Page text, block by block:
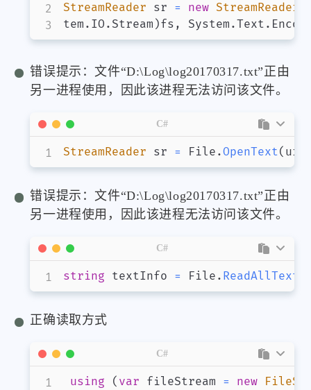
StreamReader sr = new StreamReader
tem . IO . Stream )fs , System .Text .
错误提示：文件“D:\Log\log20170317.txt”正由
另一进程使用，因此该进程无法访问该文件。
StreamReader sr = File .OpenText( url
C#
错误提示：文件“D:\Log\log20170317.txt”正由
另一进程使用，因此该进程无法访问该文件。
string textInfo = File . ReadAllText
C#
正确读取方式
using ( var fileStream = new
C#